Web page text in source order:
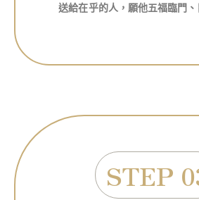
送給在乎的人，願他五福臨門、
STEP